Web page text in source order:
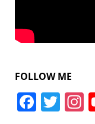
FOLLOW ME